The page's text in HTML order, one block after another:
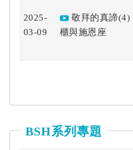
2025-
03-09
敬拜的真諦(4)
櫃與施恩座
BSH系列專題